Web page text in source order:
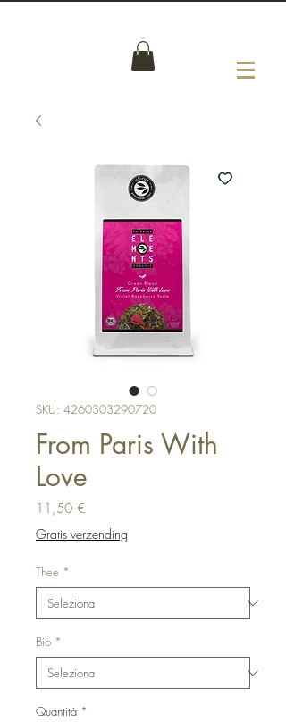
SKU: 4260303290720
From Paris With
Love
11,50 €Prezzo
Gratis verzending
Thee *
Bio *
Quantità *